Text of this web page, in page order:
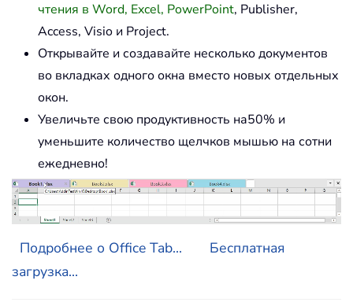
чтения в Word, Excel, PowerPoint, Publisher,
Access, Visio и Project.
Открывайте и создавайте несколько документов
во вкладках одного окна вместо новых отдельных
окон.
Увеличьте свою продуктивность на50% и
уменьшите количество щелчков мышью на сотни
ежедневно!
Подробнее о Office Tab...
Бесплатная
загрузка...